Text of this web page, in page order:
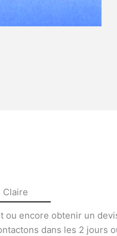
Claire
ou encore obtenir un
dans les 2 jours